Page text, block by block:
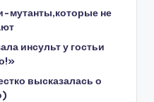
мутанты,которые не
инсульт у гостьи
высказалась о